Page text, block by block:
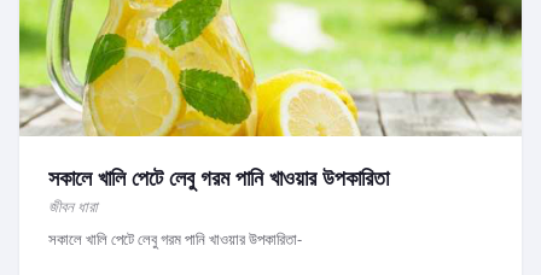
সকালে খালি পেটে লেবু গরম পানি খাওয়ার উপকারিতা
জীবন ধারা
সকালে খালি পেটে লেবু গরম পানি খাওয়ার উপকারিতা-